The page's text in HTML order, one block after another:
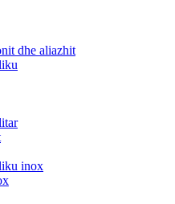
dhe aliazhit
inox